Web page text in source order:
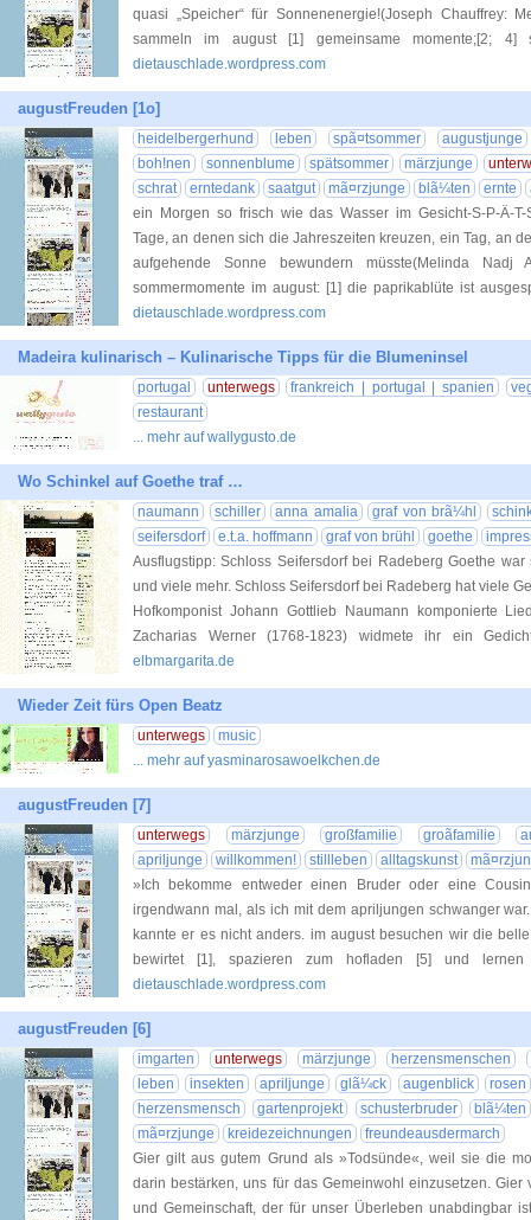
quasi „Speicher“ für Sonnenenergie!(Joseph Chauffrey:
sammeln im august [1] gemeinsame momente;[2; 4]
dietauschlade.wordpress.com
augustFreuden [1o]
heidelbergerhund leben spã¤tsommer
augustjunge
boh!nen
sonnenblume spätsommer märzjunge
schrat
erntedank saatgut mã¤rzjunge blã¼ten ernte
ein Morgen so frisch wie das Wasser im Gesicht-S-P-Ä-T-
Tage, an denen sich die Jahreszeiten kreuzen, ein Tag, an
aufgehende Sonne bewundern müsste(Melinda Nadj
sommermomente im august: [1] die paprikablüte ist
dietauschlade.wordpress.com
Madeira kulinarisch – Kulinarische Tipps für die Blumeninsel
portugal unterwegs frankreich | portugal | spanien
restaurant
... mehr auf wallygusto.de
Wo Schinkel auf Goethe traf …
naumann schiller anna amalia graf von brã¼hl
seifersdorf
e.t.a. hoffmann graf von brühl goethe
Ausflugstipp: Schloss Seifersdorf bei Radeberg Goethe war
und viele mehr. Schloss Seifersdorf bei Radeberg hat viele
Hofkomponist Johann Gottlieb Naumann komponierte
Zacharias Werner (1768-1823) widmete ihr ein
elbmargarita.de
Wieder Zeit fürs Open Beatz
unterwegs
music
... mehr auf yasminarosawoelkchen.de
augustFreuden [7]
unterwegs märzjunge großfamilie groãfamilie
apriljunge
willkommen! stillleben alltagskunst
»Ich bekomme entweder einen Bruder oder eine
irgendwann mal, als ich mit dem apriljungen schwanger
kannte er es nicht anders. im august besuchen wir die
bewirtet [1], spazieren zum hofladen [5] und
dietauschlade.wordpress.com
augustFreuden [6]
imgarten unterwegs märzjunge
herzensmenschen
leben
insekten apriljunge glã¼ck augenblick
rosen
herzensmensch
gartenprojekt schusterbruder
blã¼ten
mã¤rzjunge
kreidezeichnungen
freundeausdermarch
Gier gilt aus gutem Grund als »Todsünde«, weil sie die
darin bestärken, uns für das Gemeinwohl einzusetzen. Gier
und Gemeinschaft, der für unser Überleben unabdingbar